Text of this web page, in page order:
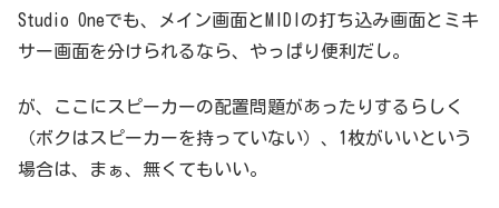
Studio Oneでも、メイン画面とMIDIの打ち込み画面とミキ
サー画面を分けられるなら、やっぱり便利だし。
が、ここにスピーカーの配置問題があったりするらしく
（ボクはスピーカーを持っていない）、1枚がいいという
場合は、まぁ、無くてもいい。